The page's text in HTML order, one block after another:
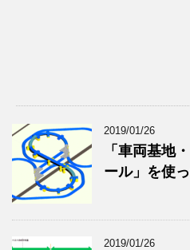
2019/01/26
「車両基地
ール」を使
2019/01/26